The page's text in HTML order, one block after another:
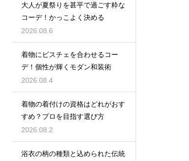
大人が夏祭りを甚平で過ごす粋な
コーデ！かっこよく決める
2026.08.6
着物にビスチェを合わせるコー
デ！個性が輝くモダン和装術
2026.08.4
着物の着付けの資格はどれがおす
すめ？プロを目指す選び方
2026.08.2
浴衣の柄の種類と込められた伝統